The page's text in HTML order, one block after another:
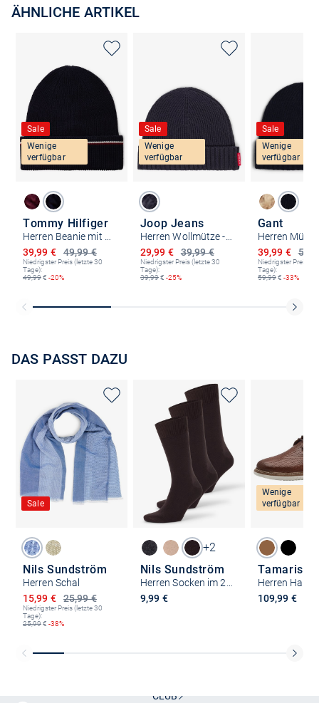
ÄHNLICHE ARTIKEL
Sale
Wenige
verfügbar
Tommy Hilfiger
49,99 €
Ermäßigter Preis
39,99 €
Niedrigster Preis (letzte 30
Tage):
49,99€ -20%
Sale
Wenige
verfügbar
Joop Jeans
39,99 €
Ermäßigter Preis
29,99 €
Niedrigster Preis (letzte 30
Tage):
39,99€ -25%
Sale
Wenige
verfügbar
Gant
Herren Mütze
Ermäßigter
39,99 €
Niedrigster Preis
Tage):
59,99€ -33%
DAS PASST DAZU
Sale
Nils Sundström
Herren Schal
25,99 €
Ermäßigter Preis
15,99 €
Niedrigster Preis (letzte 30
Tage):
25,99€ -38%
+2
Nils Sundström
9,99 €
Wenige
verfügbar
Tamaris
Herren
109,99 €
CLUB